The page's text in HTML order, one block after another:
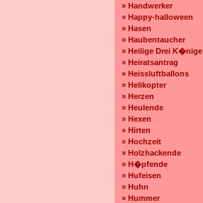
» Handwerker
» Happy-halloween
» Hasen
» Haubentaucher
» Heilige Drei K�nige
» Heiratsantrag
» Heissluftballons
» Helikopter
» Herzen
» Heulende
» Hexen
» Hirten
» Hochzeit
» Holzhackende
» H�pfende
» Hufeisen
» Huhn
» Hummer